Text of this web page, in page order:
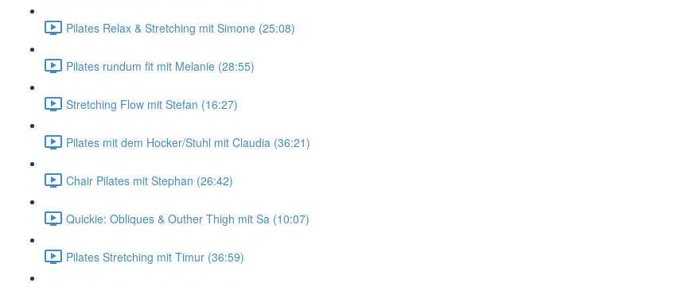
Pilates Relax & Stretching mit Simone (25:08)
Pilates rundum fit mit Melanie (28:55)
Stretching Flow mit Stefan (16:27)
Pilates mit dem Hocker/Stuhl mit Claudia (36:21)
Chair Pilates mit Stephan (26:42)
Quickie: Obliques & Outher Thigh mit Sa (10:07)
Pilates Stretching mit Timur (36:59)